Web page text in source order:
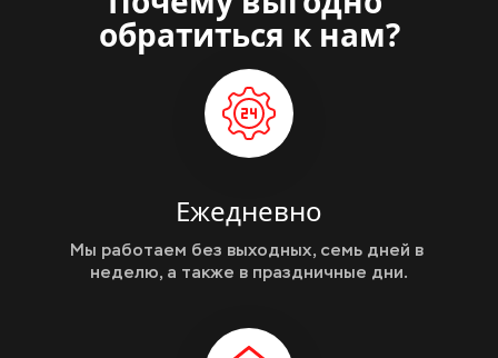
обратиться к нам?
Ежедневно
Мы работаем без выходных, семь дней в
неделю, а также в праздничные дни.